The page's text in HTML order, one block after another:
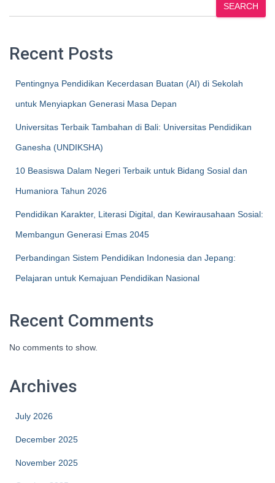
SEARCH
Recent Posts
Pentingnya Pendidikan Kecerdasan Buatan (AI) di Sekolah
untuk Menyiapkan Generasi Masa Depan
Universitas Terbaik Tambahan di Bali: Universitas Pendidikan
Ganesha (UNDIKSHA)
10 Beasiswa Dalam Negeri Terbaik untuk Bidang Sosial dan
Humaniora Tahun 2026
Pendidikan Karakter, Literasi Digital, dan Kewirausahaan Sosial:
Membangun Generasi Emas 2045
Perbandingan Sistem Pendidikan Indonesia dan Jepang:
Pelajaran untuk Kemajuan Pendidikan Nasional
Recent Comments
No comments to show.
Archives
July 2026
December 2025
November 2025